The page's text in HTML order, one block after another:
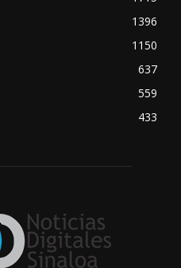
1396
1150
637
559
433